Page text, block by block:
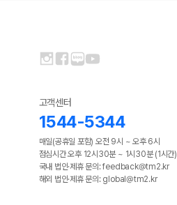
고객센터
1544-5344
매일(공휴일 포함) 오전 9시 ~ 오후 6시
점심시간 오후 12시30분 ~ 1시30분 (1시간)
국내 법인·제휴 문의: feedback@tm2.kr
해외 법인·제휴 문의: global@tm2.kr